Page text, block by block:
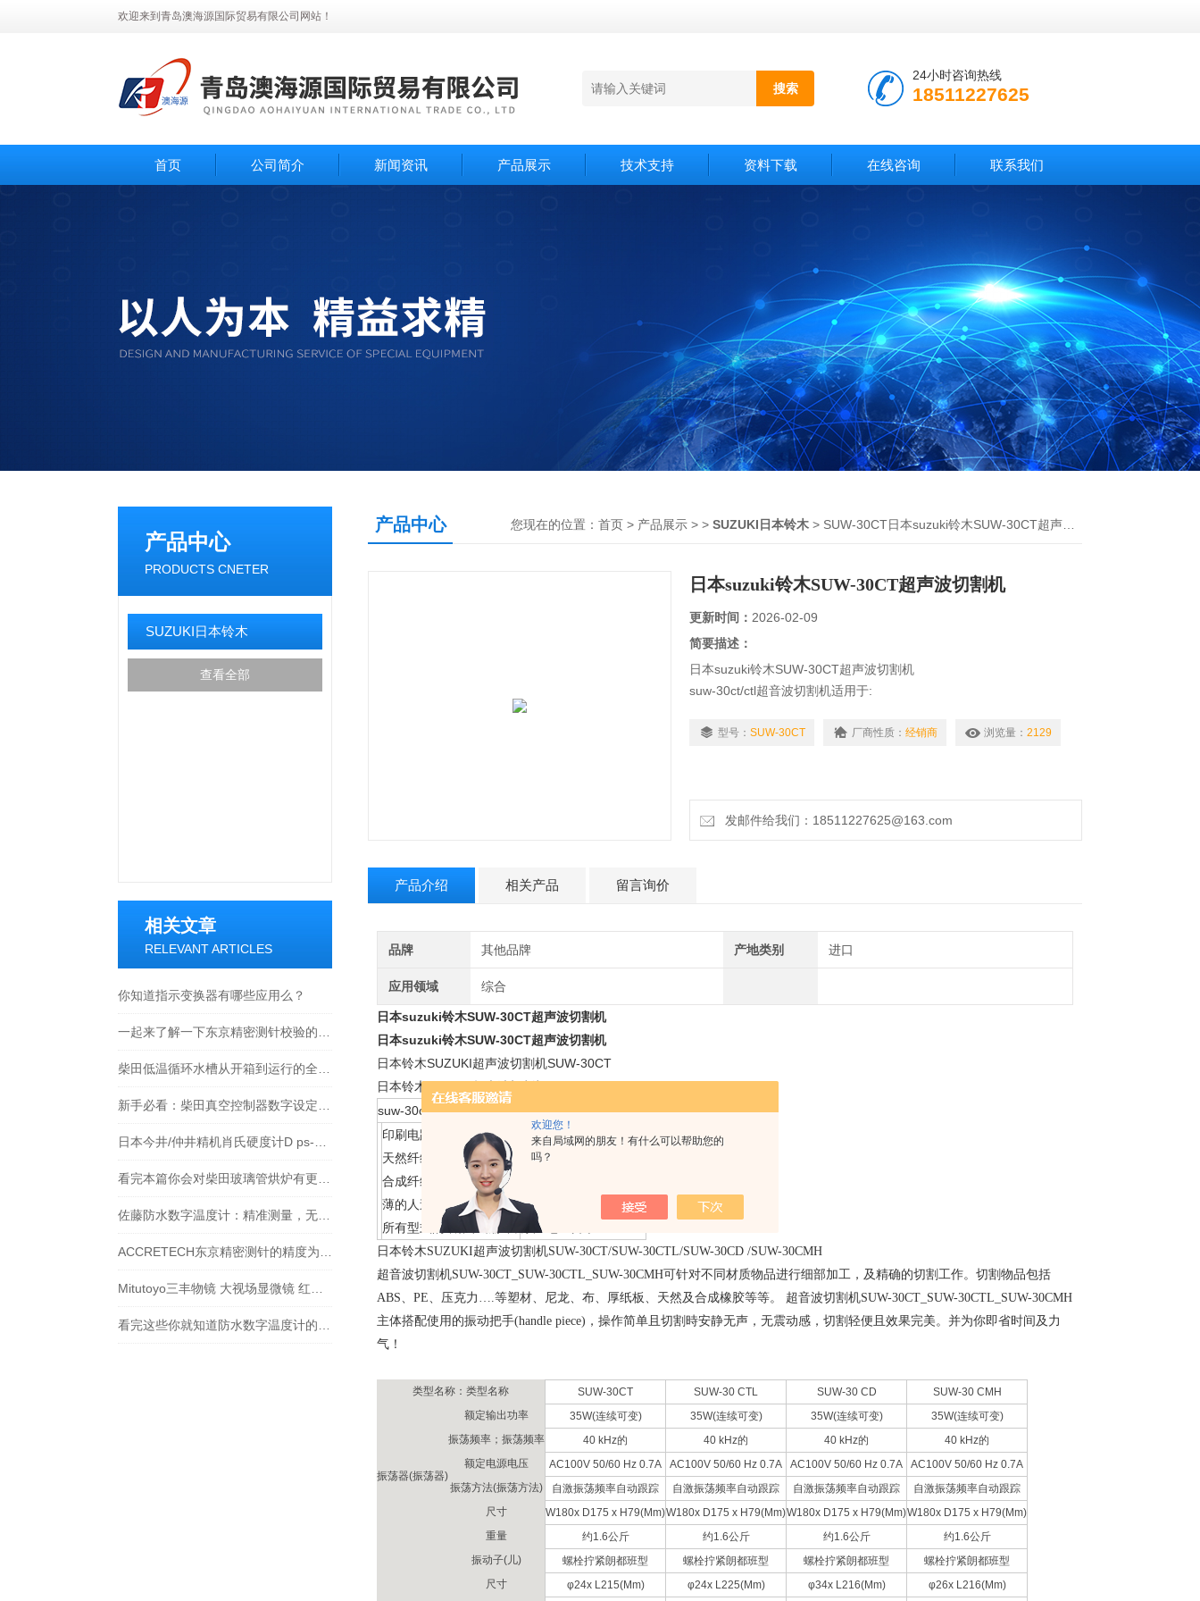
欢迎您！
来自局域网的朋友！有什么可以帮助您的
吗？
欢迎来到青岛澳海源国际贸易有限公司网站！
24小时咨询热线
18511227625
首页 公司简介 新闻资讯 产品展示 技术支持 资料下载 在线咨询 联系我们
产品中心
PRODUCTS CNETER
SUZUKI日本铃木
查看全部
相关文章
RELEVANT ARTICLES
你知道指示变换器有哪些应用么？
产品中心 您现在的位置： 首页 > 产品展示 > > SUZUKI日本铃木 > SUW-30CT日本suzuki铃木SUW-30CT超声波切割机
日本suzuki铃木SUW-30CT超声波切割机
更新时间： 2026-02-09
简要描述：
日本suzuki铃木SUW-30CT超声波切割机
suw-30ct/ctl超音波切割机适用于:
合成纤维
薄的人造树脂
分割（可分细线路）
型号： SUW-30CT 厂商性质： 经销商 浏览量： 2129
发邮件给我们：18511227625@163.com
产品介绍 相关产品 留言询价
品牌 其他品牌 产地类别 进口
应用领域 综合
日本suzuki铃木SUW-30CT超声波切割机
日本suzuki铃木SUW-30CT超声波切割机
日本铃木SUZUKI超声波切割机SUW-30CT
日本铃木SUZUKI超声波切割机SUW-30CT
suw-30ct/ctl超音波切割机适用于:
印刷电路板
天然纤维
合成纤维
薄的人造树脂
所有型式的纸张和底胶片
切断（可切铜质线路）
分割（可分细线路）
括漆（适合大面积）
原产地：日本
日本铃木SUZUKI超声波切割机SUW-30CT/SUW-30CTL/SUW-30CD /SUW-30CMH
超音波切割机SUW-30CT_SUW-30CTL_SUW-30CMH可针对不同材质物品进行细部加工，及精确的切割工作。切割物品包括
ABS、 PE、压克力….等塑材、尼龙、布、厚纸板、天然及合成橡胶等等。
超音波切割机SUW-30CT_SUW-30CTL_SUW-30CMH
主体搭配使用的振动把手(handle piece) ，操作简单且切割時安静无声，无震动感，切割轻便且效果完美。并为你即省时间及力
气！
类型名称：类型名称 SUW-30CT SUW-30 CTL SUW-30 CD SUW-30 CMH
振荡器(振荡器)
额定输出功率 35W(连续可变) 35W(连续可变) 35W(连续可变)
35W(连续可变)
振荡频率；振荡频率
40 kHz的 40 kHz的 40 kHz的
40 kHz的
额定电源电压
AC100V 50/60 Hz 0.7A AC100V 50/60 Hz 0.7A AC100V 50/60 Hz 0.7A
AC100V 50/60 Hz 0.7A
振荡方法(振荡方法)
自激振荡频率自动跟踪 自激振荡频率自动跟踪 自激振荡频率自动跟踪
自激振荡频率自动跟踪
尺寸
W180x D175 x H79(Mm)W180x D175 x H79(Mm)W180x D175 x H79(Mm)W180x D175 x H79(Mm)
重量
约1.6公斤 约1.6公斤 约1.6公斤
约1.6公斤
振动子(儿)
螺栓拧紧朗都班型 螺栓拧紧朗都班型 螺栓拧紧朗都班型
螺栓拧紧朗都班型
尺寸
φ24x L215(Mm) φ24x L225(Mm) φ34x L216(Mm) φ26x L216(Mm)